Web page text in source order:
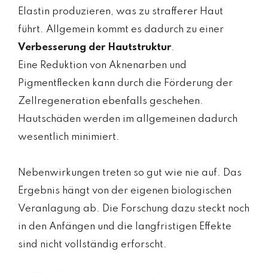
Elastin produzieren, was zu strafferer Haut
führt. Allgemein kommt es dadurch zu einer
Verbesserung der Hautstruktur.
Eine Reduktion von Aknenarben und
Pigmentflecken kann durch die Förderung der
Zellregeneration ebenfalls geschehen.
Hautschäden werden im allgemeinen dadurch
wesentlich minimiert.
Nebenwirkungen treten so gut wie nie auf. Das
Ergebnis hängt von der eigenen biologischen
Veranlagung ab. Die Forschung dazu steckt noch
in den Anfängen und die langfristigen Effekte
sind nicht vollständig erforscht.